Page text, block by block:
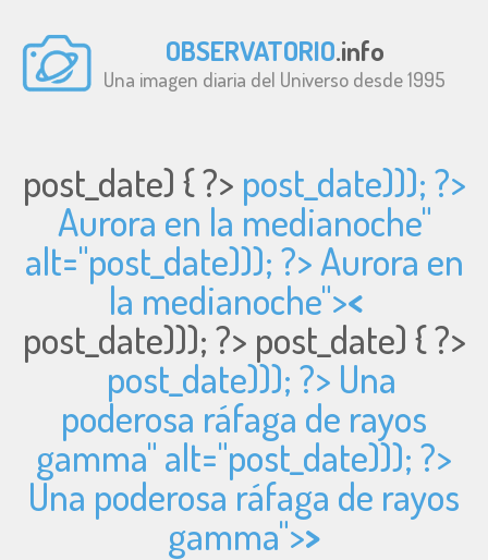
OBSERVATORIO.info
Una imagen diaria del Universo desde 1995
post_date) { ?> post_date))); ?>
Aurora en la medianoche"
alt="post_date))); ?> Aurora en
la medianoche"><
post_date))); ?> post_date) { ?>
post_date))); ?> Una
poderosa ráfaga de rayos
gamma" alt="post_date))); ?>
Una poderosa ráfaga de rayos
gamma">>